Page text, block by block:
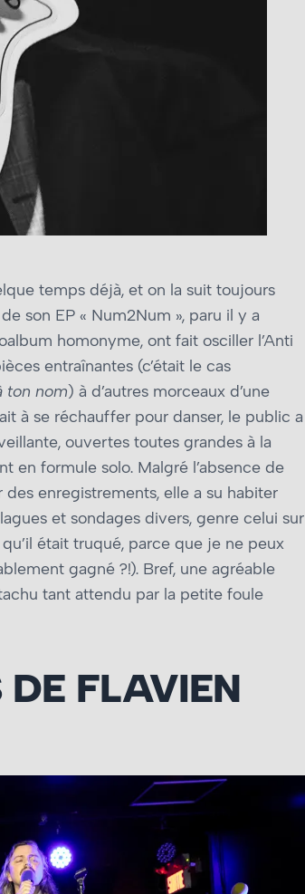
temps déjà, et on la suit toujours
son EP « Num2Num », paru il y a
homonyme, ont fait osciller l’Anti
entraînantes (c’était le cas
ton nom) à d’autres morceaux d’une
à se réchauffer pour danser, le public a
ouvertes toutes grandes à la
en formule solo. Malgré l’absence de
enregistrements, elle a su habiter
et sondages divers, genre celui sur
était truqué, parce que je ne peux
gagné ?!). Bref, une agréable
tant attendu par la petite foule
DE FLAVIEN